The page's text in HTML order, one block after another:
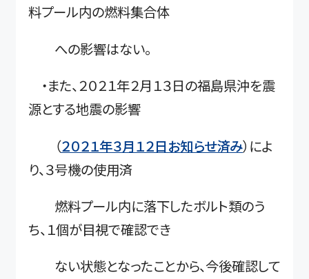
料プール内の燃料集合体
への影響はない。
・また、２０２１年２月１３日の福島県沖を震
源とする地震の影響
（２０２１年３月１２日お知らせ済み）によ
り、３号機の使用済
燃料プール内に落下したボルト類のう
ち、１個が目視で確認でき
ない状態となったことから、今後確認して